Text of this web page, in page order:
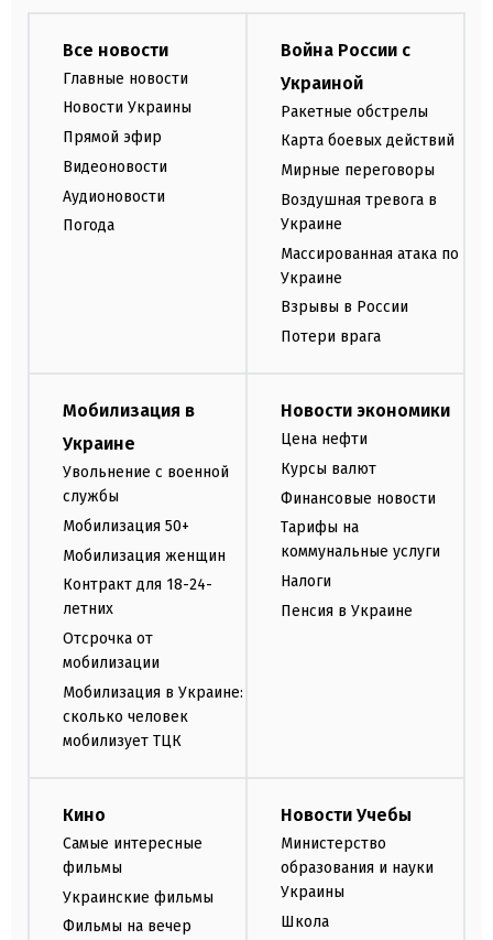
Все новости
Главные новости
Новости Украины
Прямой эфир
Видеоновости
Аудионовости
Погода
Война России с
Украиной
Ракетные обстрелы
Карта боевых действий
Мирные переговоры
Воздушная тревога в
Украине
Массированная атака по
Украине
Взрывы в России
Потери врага
Мобилизация в
Украине
Увольнение с военной
службы
Мобилизация 50+
Мобилизация женщин
Контракт для 18-24-
летних
Отсрочка от
мобилизации
Мобилизация в Украине:
сколько человек
мобилизует ТЦК
Новости экономики
Цена нефти
Курсы валют
Финансовые новости
Тарифы на
коммунальные услуги
Налоги
Пенсия в Украине
Кино
Самые интересные
фильмы
Украинские фильмы
Фильмы на вечер
Новости Учебы
Министерство
образования и науки
Украины
Школа